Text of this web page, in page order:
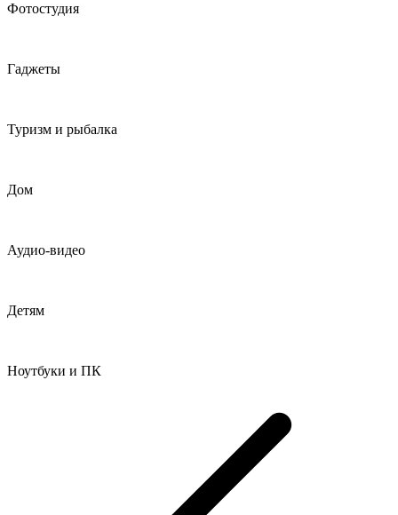
Фотостудия
Гаджеты
Туризм и рыбалка
Дом
Аудио-видео
Детям
Ноутбуки и ПК